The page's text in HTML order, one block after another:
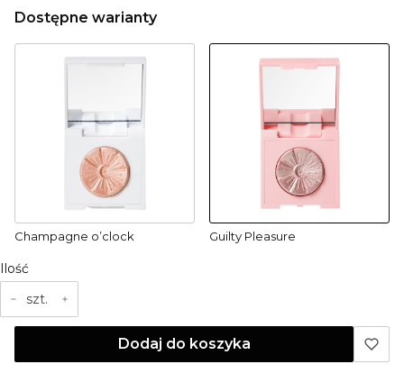
Dostępne warianty
Champagne o’clock Guilty Pleasure
Ilość
szt.
Dodaj do koszyka